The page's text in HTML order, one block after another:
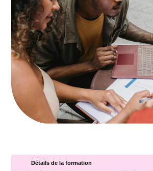
Détails de la formation